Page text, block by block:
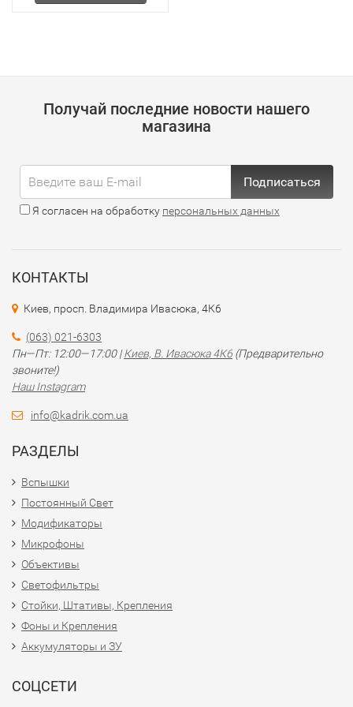
Получай последние новости нашего
магазина
Подписаться
Я согласен на обработку персональных данных
КОНТАКТЫ
Киев, просп. Владимира Ивасюка, 4К6
(063) 021-6303
Пн—Пт: 12:00—17:00 |Киев, В. Ивасюка 4К6 (Предварительно
звоните!)
Наш Instagram
info@kadrik.com.ua
РАЗДЕЛЫ
Вспышки
Постоянный Свет
Модификаторы
Микрофоны
Объективы
Светофильтры
Стойки, Штативы, Крепления
Фоны и Крепления
Аккумуляторы и ЗУ
СОЦСЕТИ